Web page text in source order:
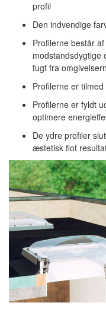
profil
Den indvendige
Profilerne består
modstandsdygtige
fugt fra
Profilerne er
Profilerne er fyldt
optimere
De ydre profiler
æstetisk flot